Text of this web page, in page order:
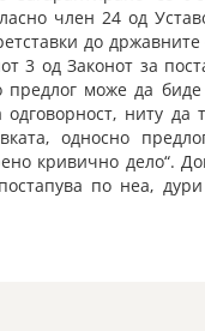
член 24 од
до
3 од Законот за
предлог може да
ниту
односно
кривично дело“.
по неа,